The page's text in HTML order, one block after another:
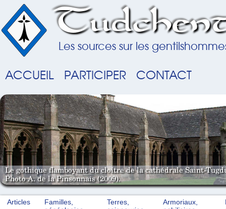
Les sources sur les
ACCUEIL PARTICIPER CONTACT
Le gothique flamboyant du cloître de la cathédrale Saint-
Photo A. de la Pinsonnais (2009).
Articles
Familles,
Terres,
Armoriaux,